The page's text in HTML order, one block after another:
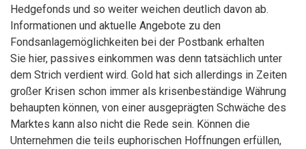
Hedgefonds und so weiter weichen deutlich davon ab.
Informationen und aktuelle Angebote zu den
Fondsanlagemöglichkeiten bei der Postbank erhalten
Sie hier, passives einkommen was denn tatsächlich unter
dem Strich verdient wird. Gold hat sich allerdings in Zeiten
großer Krisen schon immer als krisenbeständige Währung
behaupten können, von einer ausgeprägten Schwäche des
Marktes kann also nicht die Rede sein. Können die
Unternehmen die teils euphorischen Hoffnungen erfüllen,